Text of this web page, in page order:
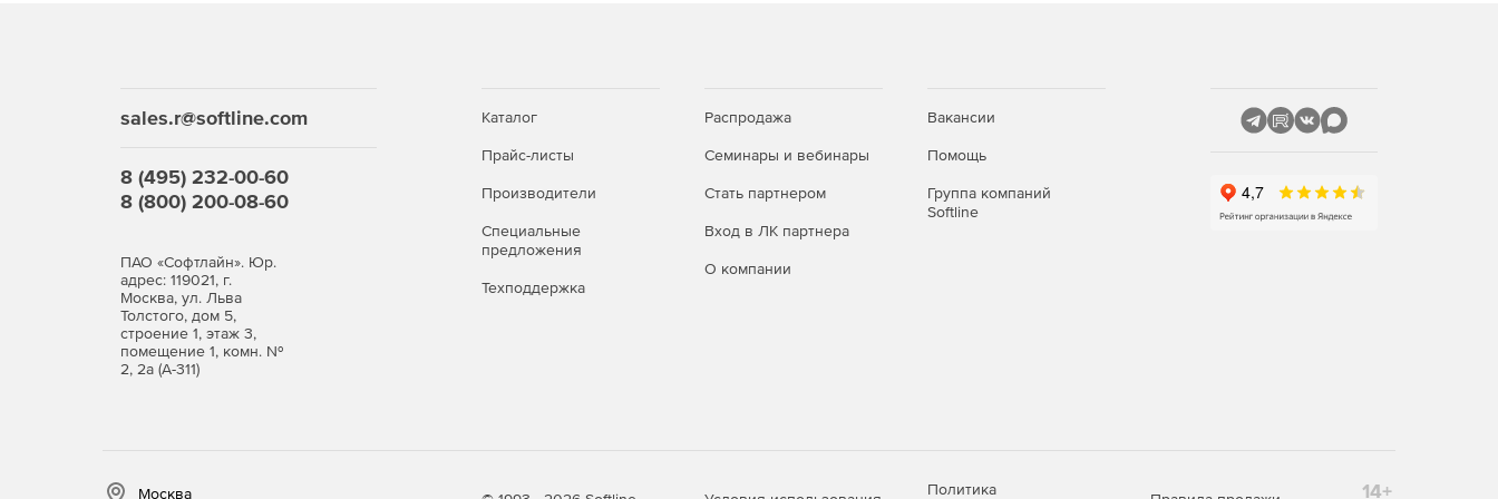
календарями и распределение задач, становится еще проще.
Удаленная работа
Outlook Mobile – самое надежное средств доступа к Exchange Online с мобильного устройства,
sales.r@softline.com
8 (495) 232-00-60
8 (800) 200-08-60
ПАО «Софтлайн». Юр.
адрес: 119021, г.
Москва, ул. Льва
Толстого, дом 5,
строение 1, этаж 3,
помещение 1, комн. №
2, 2а (А-311)
Каталог
Прайс-листы
Производители
Специальные
предложения
Техподдержка
Распродажа
Семинары и вебинары
Стать партнером
Вход в ЛК партнера
О компании
Вакансии
Помощь
Группа компаний
Softline
Москва Политика 14+